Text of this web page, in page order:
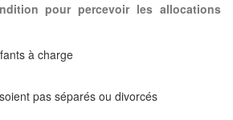
pour percevoir les allocations
à charge
pas séparés ou divorcés